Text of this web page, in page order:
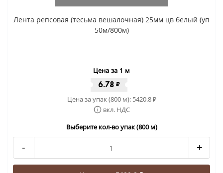
Лента репсовая (тесьма вешалочная) 25мм цв белый (уп
50м/800м)
Цена за 1 м
6.78 ₽
Цена за упак (800 м): 5420.8₽
вкл. НДС
Выберите кол-во упак (800 м)
- +